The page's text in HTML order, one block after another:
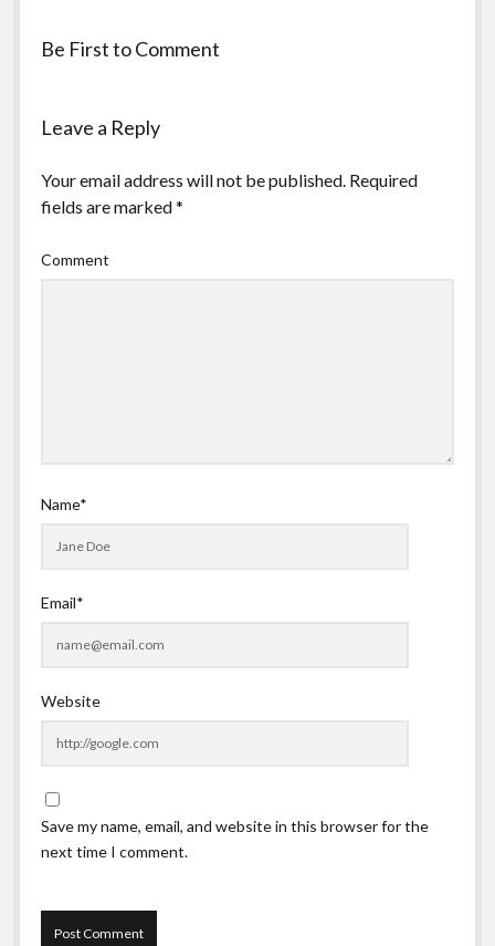
Be First to Comment
Leave a Reply
Your email address will not be published. Required
fields are marked*
Comment
Name*
Email*
Website
Save my name, email, and website in this browser for the
next time I comment.